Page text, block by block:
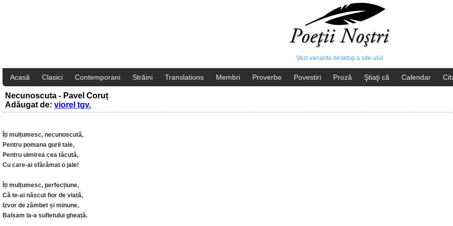
Vezi varianta desktop a site-ului
Acasă Clasici Contemporani Străini Translations Membri Proverbe Povestiri Proză Ştiaţi că Calendar
Necunoscuta - Pavel Coruț
Adăugat de: viorel tgv.
Îți mulțumesc, necunoscută,
Pentru pomana gurii tale,
Pentru uimirea cea tăcută,
Cu care-ai sfărâmat o jale!
Îți mulțumesc, perfecțiune,
Că te-ai născut fior de viață,
Izvor de zâmbet și minune,
Balsam la-a sufletului gheață.